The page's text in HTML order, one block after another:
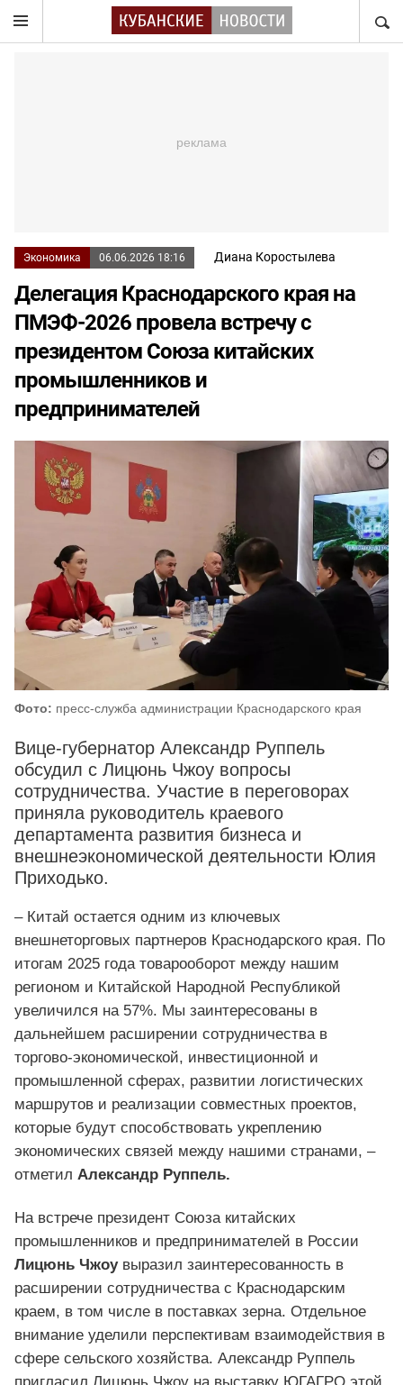
Экономика 06.06.2026 18:16 Диана Коростылева
Делегация Краснодарского края на
ПМЭФ-2026 провела встречу с
президентом Союза китайских
промышленников и
предпринимателей
Фото: пресс-служба администрации Краснодарского края
Вице-губернатор Александр Руппель
обсудил с Лицюнь Чжоу вопросы
сотрудничества. Участие в переговорах
приняла руководитель краевого
департамента развития бизнеса и
внешнеэкономической деятельности Юлия
Приходько.
– Китай остается одним из ключевых
внешнеторговых партнеров Краснодарского края. По
итогам 2025 года товарооборот между нашим
регионом и Китайской Народной Республикой
увеличился на 57%. Мы заинтересованы в
дальнейшем расширении сотрудничества в
торгово-экономической, инвестиционной и
промышленной сферах, развитии логистических
маршрутов и реализации совместных проектов,
которые будут способствовать укреплению
экономических связей между нашими странами, –
отметил Александр Руппель.
На встрече президент Союза китайских
промышленников и предпринимателей в России
Лицюнь Чжоувыразил заинтересованность в
расширении сотрудничества с Краснодарским
краем, в том числе в поставках зерна. Отдельное
внимание уделили перспективам взаимодействия в
сфере сельского хозяйства. Александр Руппель